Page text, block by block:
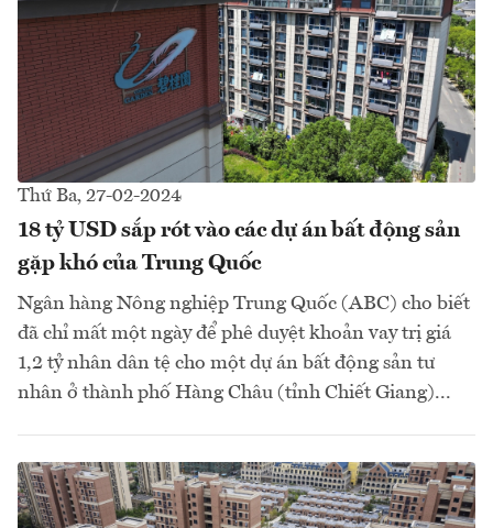
Thứ Ba, 27-02-2024
18 tỷ USD sắp rót vào các dự án bất động sản
gặp khó của Trung Quốc
Ngân hàng Nông nghiệp Trung Quốc (ABC) cho biết
đã chỉ mất một ngày để phê duyệt khoản vay trị giá
1,2 tỷ nhân dân tệ cho một dự án bất động sản tư
nhân ở thành phố Hàng Châu (tỉnh Chiết Giang)...